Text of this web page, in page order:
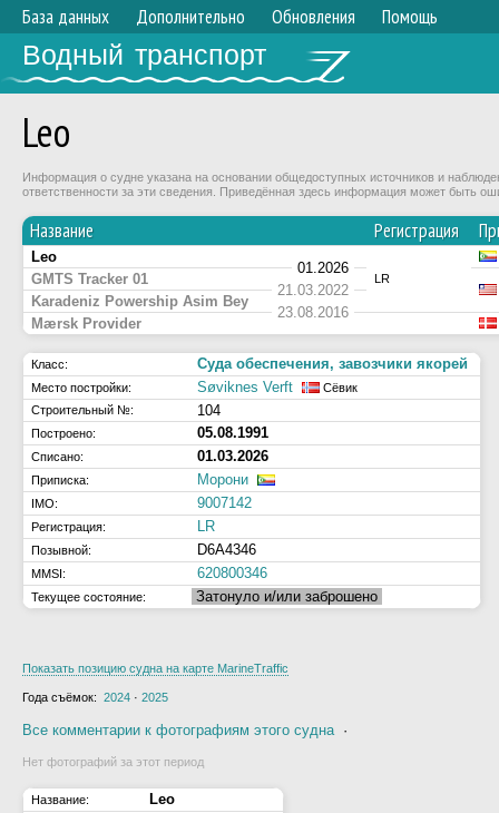
База данных Дополнительно Обновления Помощь
Водный транспорт
Leo
Информация о судне указана на основании общедоступных источников и
ответственности за эти сведения. Приведённая здесь информация может быть
Название Регистрация
Leo
01.2026
LR
GMTS Tracker 01
21.03.2022
Karadeniz Powership Asim Bey
23.08.2016
Mærsk Provider
Класс: Суда обеспечения, завозчики якорей
Место постройки: Søviknes Verft
Сёвик
Строительный №:
104
Построено: 05.08.1991
Списано: 01.03.2026
Приписка: Морони
IMO: 9007142
Регистрация: LR
Позывной: D6A4346
MMSI: 620800346
Текущее состояние: Затонуло и/или заброшено
Показать позицию судна на карте MarineTraffic
Года съёмок: 2024 · 2025
Все комментарии к фотографиям этого судна·
Нет фотографий за этот период
Название: Leo